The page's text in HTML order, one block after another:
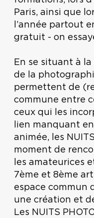
Paris, ainsi que
l’année partout
gratuit - on
En se situant à
de la
permettent de
commune entre
ceux qui les
lien manquant
animée, les
moment de
les amateurices
7ème et 8ème
espace commun
une création et
Les NUITS